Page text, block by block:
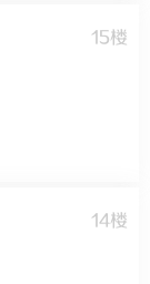
15楼
14楼